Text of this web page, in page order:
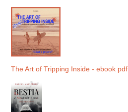
The Art of Tripping Inside - ebook pdf